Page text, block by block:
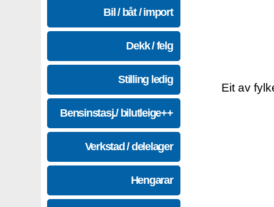
Bil / båt / import
Dekk / felg
Stilling ledig
Bensinstasj./ bilutleige++
Verkstad / delelager
Hengarar
Eit av